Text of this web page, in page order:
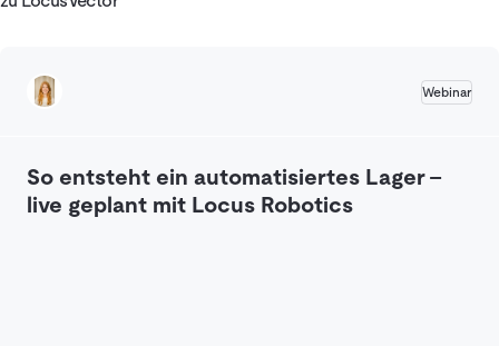
Webinar
So entsteht ein automatisiertes Lager –
live geplant mit Locus Robotics